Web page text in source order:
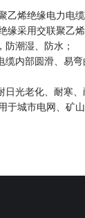
烯绝缘电力电缆
缘采用交联聚乙
潮湿、防水；
部圆滑、易弯
光老化、耐寒、
城市电网、矿山